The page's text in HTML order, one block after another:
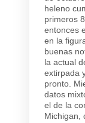
heleno
primeros
entonces
en la
buenas
la actual
extirpada
pronto.
datos
el de la
Michigan,